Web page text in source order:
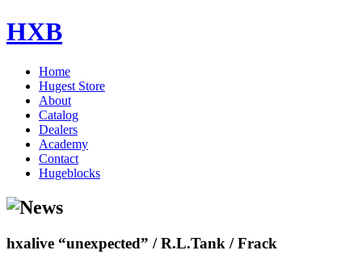
HXB
Home
Hugest Store
About
Catalog
Dealers
Academy
Contact
Hugeblocks
hxalive “unexpected” / R.L.Tank / Frack